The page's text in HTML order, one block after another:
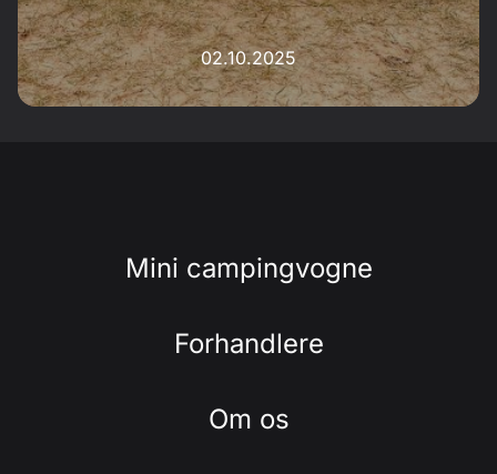
02.10.2025
Mini campingvogne
Forhandlere
Om os